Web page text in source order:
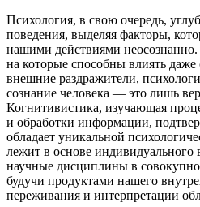
Психология, в свою очередь,
поведения, выделяя факторы,
нашими действиями
на которые способны влиять
внешние раздражители,
сознание человека — это лишь
Когнитивистика, изучающая
и обработки информации,
обладает уникальной
лежит в основе индивидуального
научные дисциплины в
будучи продуктами нашего
переживания и интерпретации